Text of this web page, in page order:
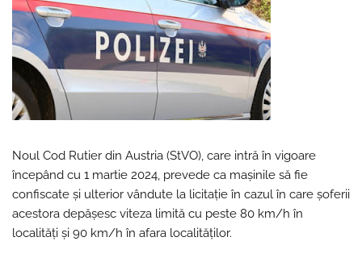
Noul Cod Rutier din Austria (StVO), care intră în vigoare
începând cu 1 martie 2024, prevede ca mașinile să fie
confiscate și ulterior vândute la licitație în cazul în care șoferii
acestora depășesc viteza limită cu peste 80 km/h în
localități și 90 km/h în afara localităților.